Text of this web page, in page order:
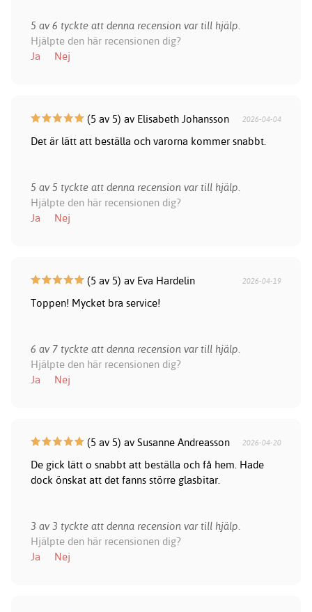
5 av 6 tyckte att denna recension var till hjälp.
Hjälpte den här recensionen dig?
Ja
Nej
(5 av 5) av Elisabeth Johansson 2026-04-04
Det är lätt att beställa och varorna kommer snabbt.
5 av 5 tyckte att denna recension var till hjälp.
Hjälpte den här recensionen dig?
Ja
Nej
(5 av 5) av Eva Hardelin 2026-04-19
Toppen! Mycket bra service!
6 av 7 tyckte att denna recension var till hjälp.
Hjälpte den här recensionen dig?
Ja
Nej
(5 av 5) av Susanne Andreasson 2026-04-20
De gick lätt o snabbt att beställa och få hem. Hade
dock önskat att det fanns större glasbitar.
3 av 3 tyckte att denna recension var till hjälp.
Hjälpte den här recensionen dig?
Ja
Nej